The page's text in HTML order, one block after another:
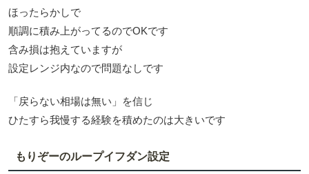
ほったらかしで
順調に積み上がってるのでOKです
含み損は抱えていますが
設定レンジ内なので問題なしです
「戻らない相場は無い」を信じ
ひたすら我慢する経験を積めたのは大きいです
もりぞーのループイフダン設定